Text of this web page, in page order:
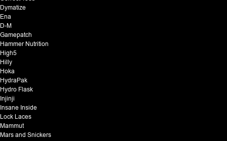
Dymatize
Ena
D-M
Gamepatch
Hammer Nutrition
High5
Hilly
Hoka
HydraPak
Hydro Flask
Injinji
Insane Inside
Lock Laces
Mammut
Mars and Snickers